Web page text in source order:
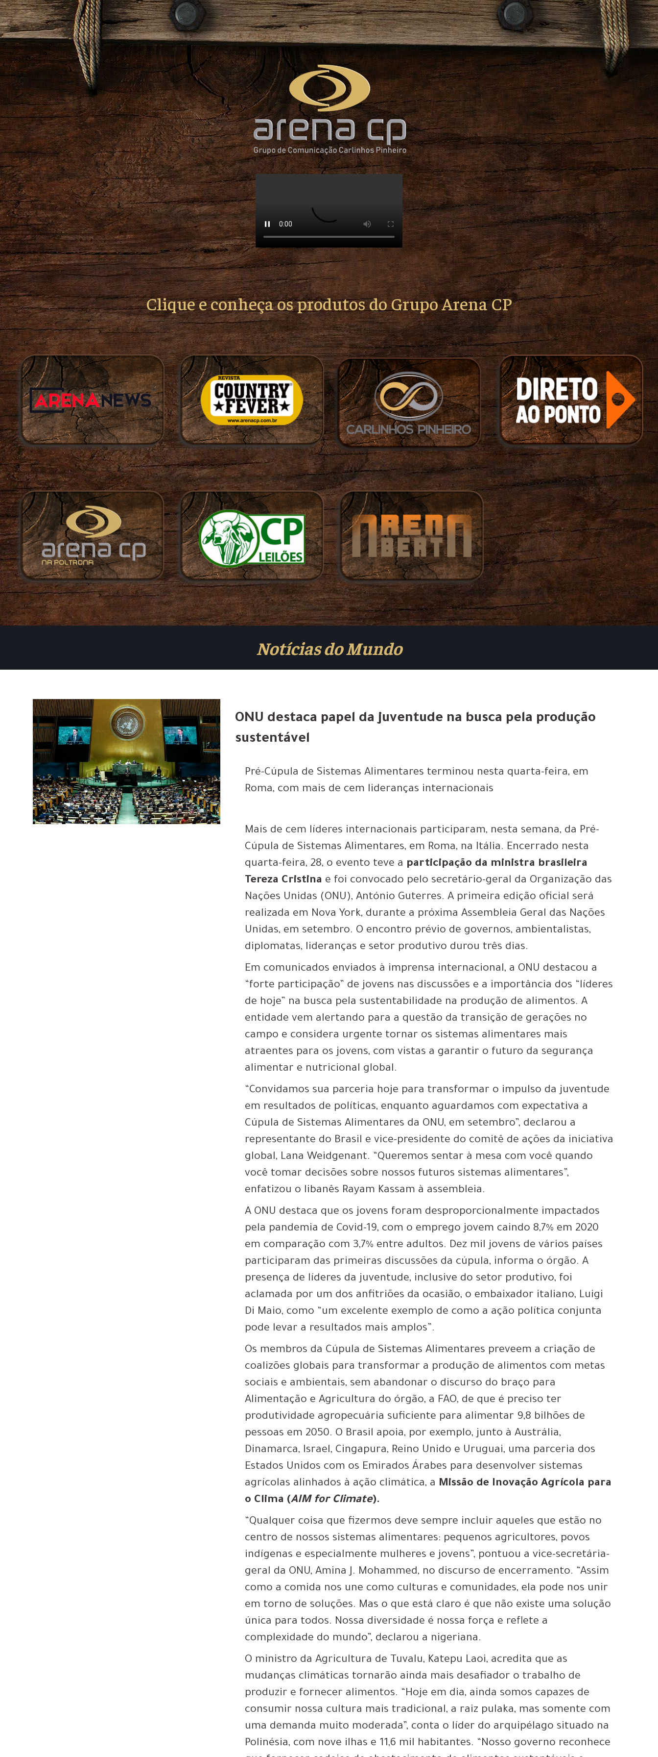
Clique e conheça os produtos do Grupo Arena CP
Notícias do Mundo
ONU destaca papel da juventude na busca pela produção
sustentável
Pré-Cúpula de Sistemas Alimentares terminou nesta quarta-feira, em
Roma, com mais de cem lideranças internacionais
Mais de cem líderes internacionais participaram, nesta semana, da Pré-
Cúpula de Sistemas Alimentares, em Roma, na Itália. Encerrado nesta
quarta-feira, 28, o evento teve a participação da ministra brasileira
Tereza Cristina e foi convocado pelo secretário-geral da Organização das
Nações Unidas (ONU), António Guterres. A primeira edição oficial será
realizada em Nova York, durante a próxima Assembleia Geral das Nações
Unidas, em setembro. O encontro prévio de governos, ambientalistas,
diplomatas, lideranças e setor produtivo durou três dias.
Em comunicados enviados à imprensa internacional, a ONU destacou a
“forte participação” de jovens nas discussões e a importância dos “líderes
de hoje” na busca pela sustentabilidade na produção de alimentos. A
entidade vem alertando para a questão da transição de gerações no
campo e considera urgente tornar os sistemas alimentares mais
atraentes para os jovens, com vistas a garantir o futuro da segurança
alimentar e nutricional global.
“Convidamos sua parceria hoje para transformar o impulso da juventude
em resultados de políticas, enquanto aguardamos com expectativa a
Cúpula de Sistemas Alimentares da ONU, em setembro”, declarou a
representante do Brasil e vice-presidente do comitê de ações da iniciativa
global, Lana Weidgenant. “Queremos sentar à mesa com você quando
você tomar decisões sobre nossos futuros sistemas alimentares”,
enfatizou o libanês Rayam Kassam à assembleia.
A ONU destaca que os jovens foram desproporcionalmente impactados
pela pandemia de Covid-19, com o emprego jovem caindo 8,7% em 2020
em comparação com 3,7% entre adultos. Dez mil jovens de vários países
participaram das primeiras discussões da cúpula, informa o órgão. A
presença de líderes da juventude, inclusive do setor produtivo, foi
aclamada por um dos anfitriões da ocasião, o embaixador italiano, Luigi
Di Maio, como “um excelente exemplo de como a ação política conjunta
pode levar a resultados mais amplos”.
Os membros da Cúpula de Sistemas Alimentares preveem a criação de
coalizões globais para transformar a produção de alimentos com metas
sociais e ambientais, sem abandonar o discurso do braço para
Alimentação e Agricultura do órgão, a FAO, de que é preciso ter
produtividade agropecuária suficiente para alimentar 9,8 bilhões de
pessoas em 2050. O Brasil apoia, por exemplo, junto à Austrália,
Dinamarca, Israel, Cingapura, Reino Unido e Uruguai, uma parceria dos
Estados Unidos com os Emirados Árabes para desenvolver sistemas
agrícolas alinhados à ação climática, a Missão de Inovação Agrícola para
o Clima (AIM for Climate).
“Qualquer coisa que fizermos deve sempre incluir aqueles que estão no
centro de nossos sistemas alimentares: pequenos agricultores, povos
indígenas e especialmente mulheres e jovens”, pontuou a vice-secretária-
geral da ONU, Amina J. Mohammed, no discurso de encerramento. “Assim
como a comida nos une como culturas e comunidades, ela pode nos unir
em torno de soluções. Mas o que está claro é que não existe uma solução
única para todos. Nossa diversidade é nossa força e reflete a
complexidade do mundo”, declarou a nigeriana.
O ministro da Agricultura de Tuvalu, Katepu Laoi, acredita que as
mudanças climáticas tornarão ainda mais desafiador o trabalho de
produzir e fornecer alimentos. “Hoje em dia, ainda somos capazes de
consumir nossa cultura mais tradicional, a raiz pulaka, mas somente com
uma demanda muito moderada”, conta o líder do arquipélago situado na
Polinésia, com nove ilhas e 11,6 mil habitantes. “Nosso governo reconhece